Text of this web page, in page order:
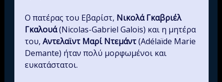
Ο πατέρας του Εβαρίστ, Νικολά Γκαβριέλ
Γκαλουά(Nicolas-Gabriel Galois) και η μητέρα
του, Αντελαϊντ Μαρί Ντεμάντ(Adélaïde Marie
Demante) ήταν πολύ μορφωμένοι και
ευκατάστατοι.